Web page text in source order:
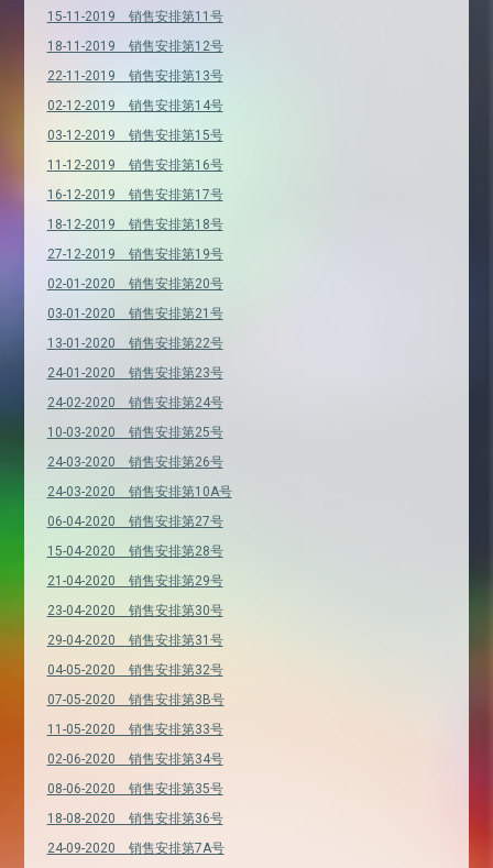
15-11-2019 销售安排第11号
18-11-2019 销售安排第12号
22-11-2019 销售安排第13号
02-12-2019 销售安排第14号
03-12-2019 销售安排第15号
11-12-2019 销售安排第16号
16-12-2019 销售安排第17号
18-12-2019 销售安排第18号
27-12-2019 销售安排第19号
02-01-2020 销售安排第20号
03-01-2020 销售安排第21号
13-01-2020 销售安排第22号
24-01-2020 销售安排第23号
24-02-2020 销售安排第24号
10-03-2020 销售安排第25号
24-03-2020 销售安排第26号
24-03-2020 销售安排第10A号
06-04-2020 销售安排第27号
15-04-2020 销售安排第28号
21-04-2020 销售安排第29号
23-04-2020 销售安排第30号
29-04-2020 销售安排第31号
04-05-2020 销售安排第32号
07-05-2020 销售安排第3B号
11-05-2020 销售安排第33号
02-06-2020 销售安排第34号
08-06-2020 销售安排第35号
18-08-2020 销售安排第36号
24-09-2020 销售安排第7A号